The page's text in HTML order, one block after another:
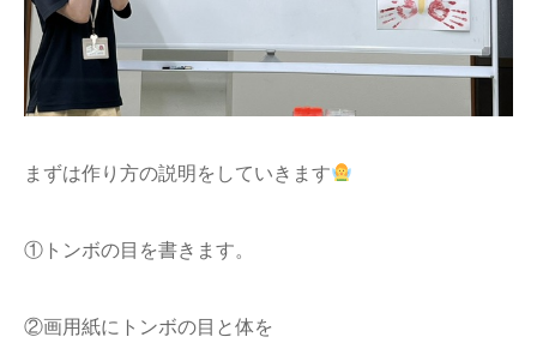
まずは作り方の説明をしていきます
①トンボの目を書きます。
②画用紙にトンボの目と体を